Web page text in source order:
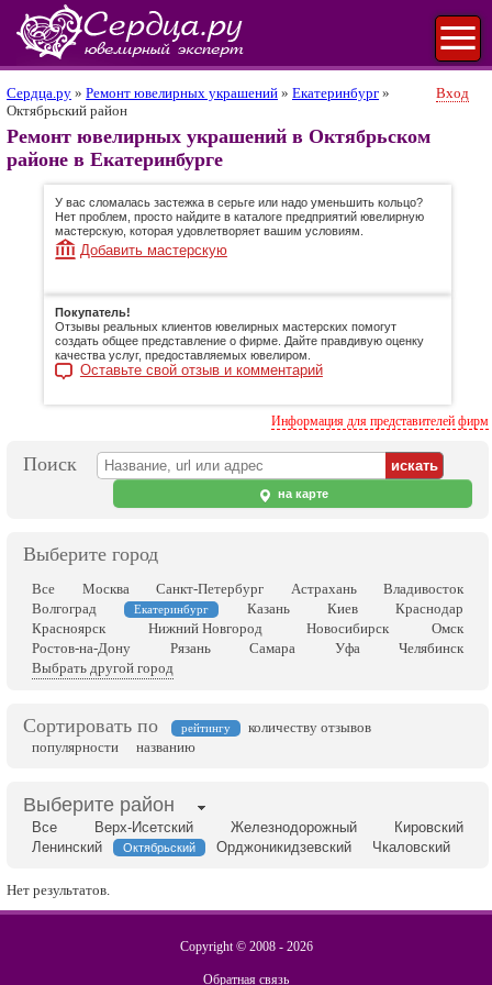
Сердца.ру » Ремонт ювелирных украшений » Екатеринбург »
Октябрьский район
Вход
Ремонт ювелирных украшений в Октябрьском
районе в Екатеринбурге
У вас сломалась застежка в серьге или надо уменьшить кольцо?
Нет проблем, просто найдите в каталоге предприятий ювелирную
мастерскую, которая удовлетворяет вашим условиям.
Добавить мастерскую
Покупатель!
Отзывы реальных клиентов ювелирных мастерских помогут
создать общее представление о фирме. Дайте правдивую оценку
качества услуг, предоставляемых ювелиром.
Оставьте свой отзыв и комментарий
Информация для представителей фирм
Поиск
на карте
Выберите город
Все Москва Санкт-Петербург Астрахань
Владивосток
Волгоград
Екатеринбург Казань Киев
Краснодар
Красноярск
Нижний Новгород Новосибирск
Омск
Ростов-на-Дону
Рязань Самара Уфа
Челябинск
Выбрать другой город
Сортировать по рейтингу
количеству отзывов
популярности
названию
Выберите район
Все Верх-Исетский Железнодорожный
Кировский
Ленинский
Октябрьский Орджоникидзевский Чкаловский
Нет результатов.
Copyright © 2008 - 2026
Обратная связь